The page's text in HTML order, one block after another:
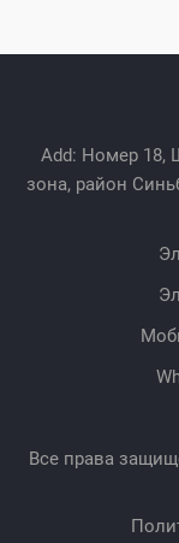
Add: Номер 18,
зона, район
Все права